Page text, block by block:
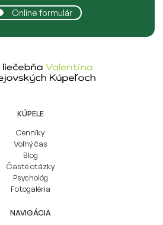
Online formulár
KÚPELE
Cenníky
Voľný čas
Blog
Časté otázky
Psychológ
Fotogaléria
NAVIGÁCIA